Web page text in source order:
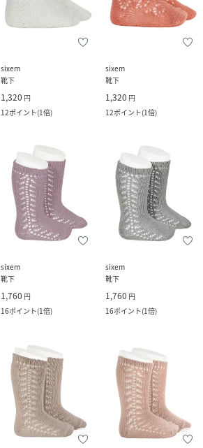
sixem
靴下
1,320 円
12ポイント(1倍)
sixem
靴下
1,320 円
12ポイント(1倍)
sixem
靴下
1,760 円
16ポイント(1倍)
sixem
靴下
1,760 円
16ポイント(1倍)